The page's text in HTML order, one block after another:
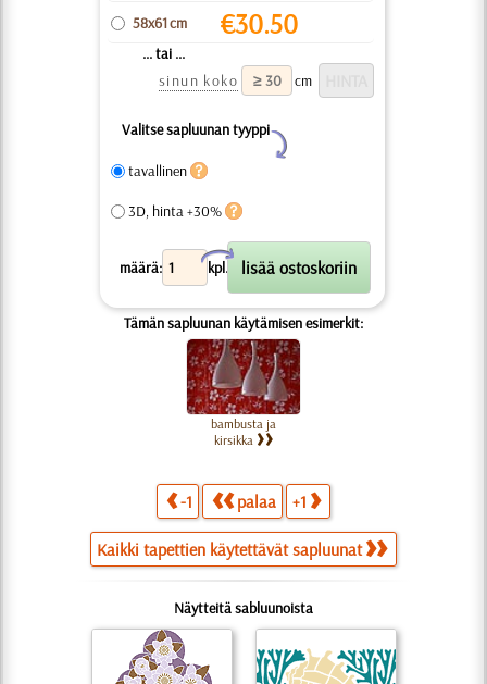
58x61 cm €30.50
... tai ...
sinun koko
cm
Valitse sapluunan tyyppi
Y
tavallinen
3D, hinta +30%
määrä: kpl.
X
Tämän sapluunan käytämisen esimerkit:
bambusta ja
kirsikka
-1 palaa +1
Kaikki tapettien käytettävät sapluunat
Näytteitä sabluunoista